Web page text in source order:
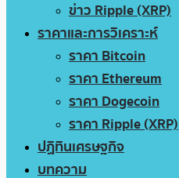
ข่าว Ripple (XRP)
ราคาและการวิเคราะห์
ราคา Bitcoin
ราคา Ethereum
ราคา Dogecoin
ราคา Ripple (XRP)
ปฏิทินเศรษฐกิจ
บทความ